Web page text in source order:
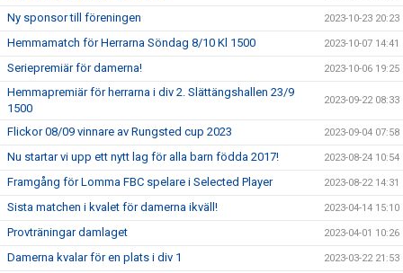
Ny sponsor till föreningen 2023-10-23 20:23
Hemmamatch för Herrarna Söndag 8/10 Kl 1500 2023-10-07 14:41
Seriepremiär för damerna! 2023-10-06 19:25
Hemmapremiär för herrarna i div 2. Slättängshallen 23/9
1500
2023-09-22 08:33
Flickor 08/09 vinnare av Rungsted cup 2023 2023-09-04 07:58
Nu startar vi upp ett nytt lag för alla barn födda 2017! 2023-08-24 10:54
Framgång för Lomma FBC spelare i Selected Player 2023-08-22 14:31
Sista matchen i kvalet för damerna ikväll! 2023-04-14 15:10
Provträningar damlaget 2023-04-01 10:26
Damerna kvalar för en plats i div 1 2023-03-22 21:53